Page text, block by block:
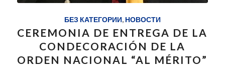
БЕЗ КАТЕГОРИИ, НОВОСТИ
CEREMONIA DE ENTREGA DE LA
CONDECORACIÓN DE LA
ORDEN NACIONAL “AL MÉRITO”